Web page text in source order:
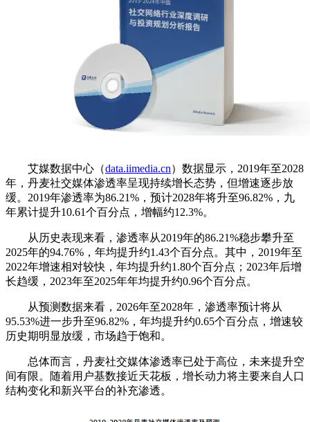
艾媒数据中心（data.iimedia.cn）数据显示，2019年至2028
年，丹麦社交媒体渗透率呈现持续增长态势，但增速逐步放
缓。2019年渗透率为86.21%，预计2028年将升至96.82%，九
年累计提升10.61个百分点，增幅约12.3%。
从历史表现来看，渗透率从2019年的86.21%稳步攀升至
2025年的94.76%，年均提升约1.43个百分点。其中，2019年至
2022年增速相对较快，年均提升约1.80个百分点；2023年后增
长趋缓，2023年至2025年年均提升约0.96个百分点。
从预测数据来看，2026年至2028年，渗透率预计将从
95.53%进一步升至96.82%，年均提升约0.65个百分点，增速较
历史期明显放缓，市场趋于饱和。
总体而言，丹麦社交媒体渗透率已处于高位，未来提升空
间有限。随着用户基数接近天花板，增长动力将主要来自人口
结构变化和新兴平台的补充渗透。